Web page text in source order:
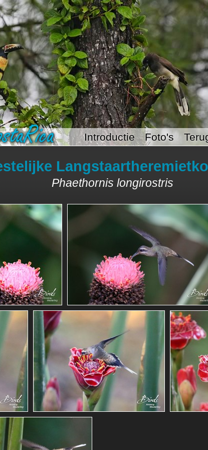
Introductie Foto's
Phaethornis longirostris